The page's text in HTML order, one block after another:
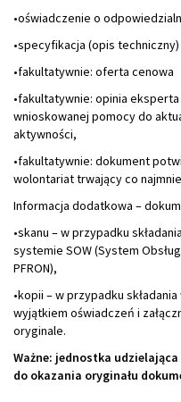
•oświadczenie o
•specyfikacja (opis
•fakultatywnie: oferta cenowa
•fakultatywnie: opinia
wnioskowanej pomocy do
aktywności,
•fakultatywnie: dokument
wolontariat trwający co
Informacja dodatkowa –
•skanu – w przypadku
systemie SOW (System
PFRON),
•kopii – w przypadku
wyjątkiem oświadczeń i
oryginale.
Ważne: jednostka
do okazania oryginału